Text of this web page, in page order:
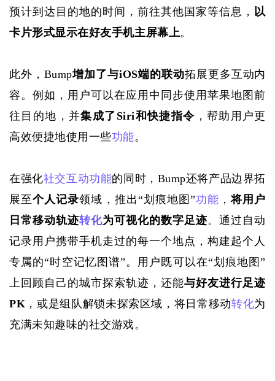
预计到达目的地的时间，前往其他国家等信息， 以
卡片形式显示在好友手机主屏幕上。
此外， Bump增加了与iOS端的联动拓展更多互动内
容。例如，用户可以在应用中同步使用苹果地图前
往目的地，并集成了 Siri和快捷指令 ，帮助用户更
高效便捷地使用一些功能。
在强化社交互动功能的同时， Bump还将产品边界拓
展至个人记录领域，推出“划痕地图”功能 ，将用户
日常移动轨迹转化为可视化的数字足迹。通过自动
记录用户携带手机走过的每一个地点，构建起个人
专属的“时空记忆图谱”。用户既可以在“划痕地图”
上回顾自己的城市探索轨迹，还能与好友进行足迹
PK ，或是组队解锁未探索区域，将日常移动转化为
充满未知趣味的社交游戏。